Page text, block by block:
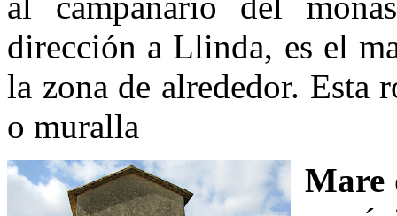
dirección a Llinda, es el
la zona de alrededor. Esta
o muralla
Mare